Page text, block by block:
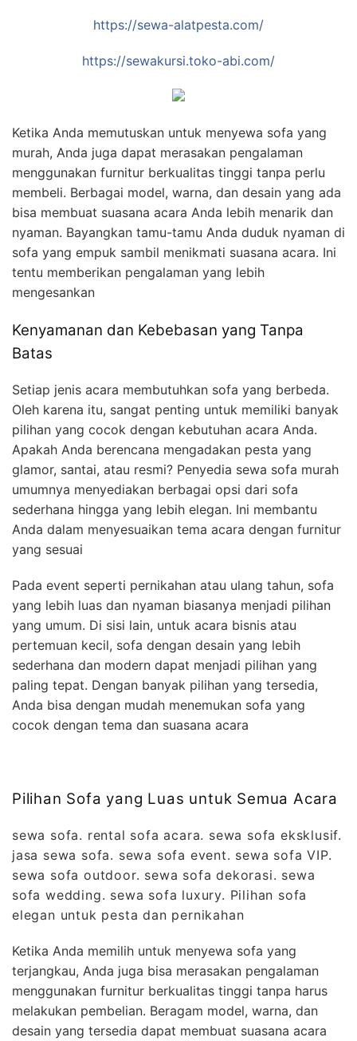
https://sewa-alatpesta.com/
https://sewakursi.toko-abi.com/
Ketika Anda memutuskan untuk menyewa sofa yang
murah, Anda juga dapat merasakan pengalaman
menggunakan furnitur berkualitas tinggi tanpa perlu
membeli. Berbagai model, warna, dan desain yang ada
bisa membuat suasana acara Anda lebih menarik dan
nyaman. Bayangkan tamu-tamu Anda duduk nyaman di
sofa yang empuk sambil menikmati suasana acara. Ini
tentu memberikan pengalaman yang lebih
mengesankan
Kenyamanan dan Kebebasan yang Tanpa
Batas
Setiap jenis acara membutuhkan sofa yang berbeda.
Oleh karena itu, sangat penting untuk memiliki banyak
pilihan yang cocok dengan kebutuhan acara Anda.
Apakah Anda berencana mengadakan pesta yang
glamor, santai, atau resmi? Penyedia sewa sofa murah
umumnya menyediakan berbagai opsi dari sofa
sederhana hingga yang lebih elegan. Ini membantu
Anda dalam menyesuaikan tema acara dengan furnitur
yang sesuai
Pada event seperti pernikahan atau ulang tahun, sofa
yang lebih luas dan nyaman biasanya menjadi pilihan
yang umum. Di sisi lain, untuk acara bisnis atau
pertemuan kecil, sofa dengan desain yang lebih
sederhana dan modern dapat menjadi pilihan yang
paling tepat. Dengan banyak pilihan yang tersedia,
Anda bisa dengan mudah menemukan sofa yang
cocok dengan tema dan suasana acara
Pilihan Sofa yang Luas untuk Semua Acara
sewa sofa. rental sofa acara. sewa sofa eksklusif.
jasa sewa sofa. sewa sofa event. sewa sofa VIP.
sewa sofa outdoor. sewa sofa dekorasi. sewa
sofa wedding. sewa sofa luxury. Pilihan sofa
elegan untuk pesta dan pernikahan
Ketika Anda memilih untuk menyewa sofa yang
terjangkau, Anda juga bisa merasakan pengalaman
menggunakan furnitur berkualitas tinggi tanpa harus
melakukan pembelian. Beragam model, warna, dan
desain yang tersedia dapat membuat suasana acara